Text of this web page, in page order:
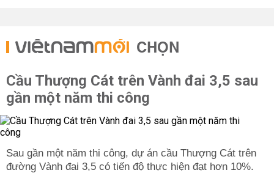
CHỌN
Cầu Thượng Cát trên Vành đai 3,5 sau
gần một năm thi công
Sau gần một năm thi công, dự án cầu Thượng Cát trên
đường Vành đai 3,5 có tiến độ thực hiện đạt hơn 10%.